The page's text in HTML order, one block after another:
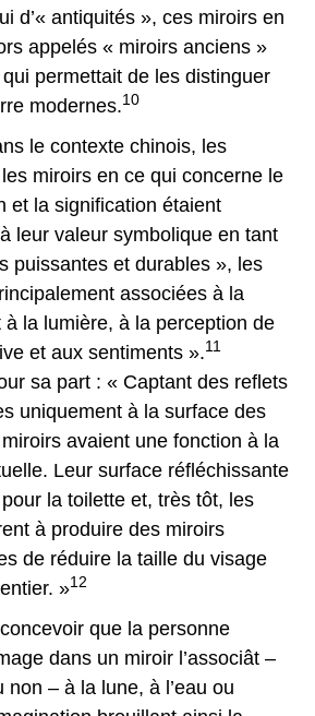
d’« antiquités », ces miroirs en
appelés « miroirs anciens »
permettait de les distinguer
modernes.10
le contexte chinois, les
miroirs en ce qui concerne le
et la signification étaient
leur valeur symbolique en tant
puissantes et durables », les
associées à la
à la lumière, à la perception de
et aux sentiments ».11
sa part : « Captant des reflets
uniquement à la surface des
avaient une fonction à la
Leur surface réfléchissante
la toilette et, très tôt, les
à produire des miroirs
de réduire la taille du visage
»12
que la personne
dans un miroir l’associât –
– à la lune, à l’eau ou